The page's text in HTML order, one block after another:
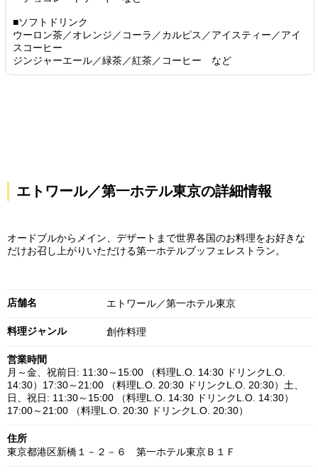
■ソフトドリンク
ウーロン茶／オレンジ／コーラ／カルピス／アイスティー／アイ
スコーヒー
ジンジャーエール／緑茶／紅茶／コーヒー など
エトワール／第一ホテル東京の詳細情報
オードブルからメイン、デザートまで世界各国のお料理をお好きな
だけお召し上がりいただける第一ホテルブッフェレストラン。
店舗名 エトワール／第一ホテル東京
料理ジャンル 創作料理
営業時間
月～金、祝前日: 11:30～15:00 （料理L.O. 14:30 ドリンクL.O.
14:30）17:30～21:00 （料理L.O. 20:30 ドリンクL.O. 20:30）土、
日、祝日: 11:30～15:00 （料理L.O. 14:30 ドリンクL.O. 14:30）
17:00～21:00 （料理L.O. 20:30 ドリンクL.O. 20:30）
住所
東京都港区新橋１－２－６ 第一ホテル東京Ｂ１Ｆ